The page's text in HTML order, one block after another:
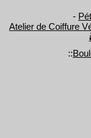
-
Atelier de Coiffure
::